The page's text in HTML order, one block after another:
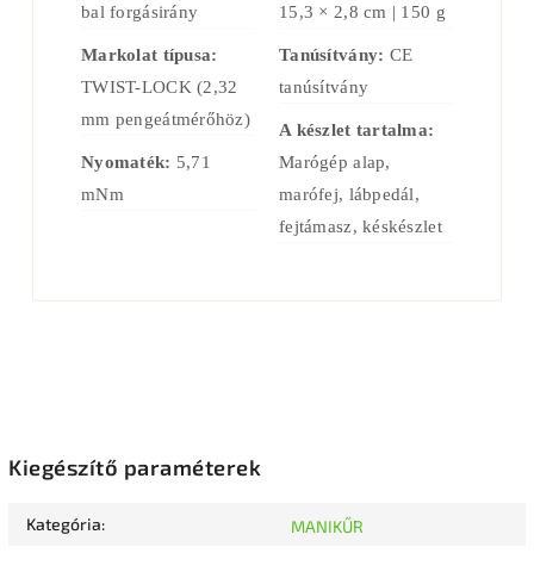
bal forgásirány
Markolat típusa:
TWIST-LOCK (2,32
mm pengeátmérőhöz)
Nyomaték: 5,71
mNm
15,3 × 2,8 cm | 150 g
Tanúsítvány: CE
tanúsítvány
A készlet tartalma:
Marógép alap,
marófej, lábpedál,
fejtámasz, késkészlet
Kiegészítő paraméterek
Kategória: MANIKŰR